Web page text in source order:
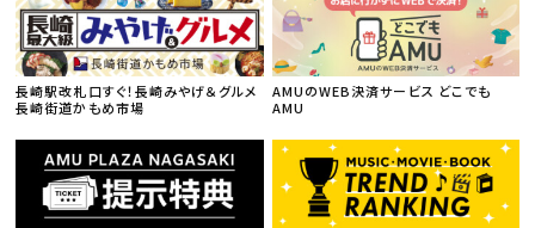
長崎駅改札口すぐ！長崎みやげ＆グルメ
長崎街道かもめ市場
AMUのWEB決済サービス どこでも
AMU